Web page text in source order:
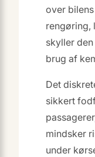
over
rengøring,
skyller
brug af
Det
sikkert
mindsker
under